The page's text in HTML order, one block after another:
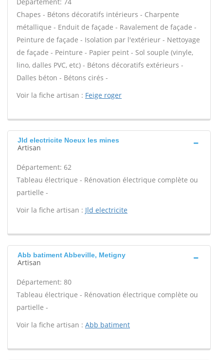
Chapes - Bétons décoratifs intérieurs - Charpente
métallique - Enduit de façade - Ravalement de façade -
Peinture de façade - Isolation par l'extérieur - Nettoyage
de façade - Peinture - Papier peint - Sol souple (vinyle,
lino, dalles PVC, etc) - Bétons décoratifs extérieurs -
Dalles béton - Bétons cirés -
Voir la fiche artisan : Feige roger
Jld electricite Noeux les mines
Artisan
Département: 62
Tableau électrique - Rénovation électrique complète ou
partielle -
Voir la fiche artisan : Jld electricite
Abb batiment Abbeville, Metigny
Artisan
Département: 80
Tableau électrique - Rénovation électrique complète ou
partielle -
Voir la fiche artisan : Abb batiment